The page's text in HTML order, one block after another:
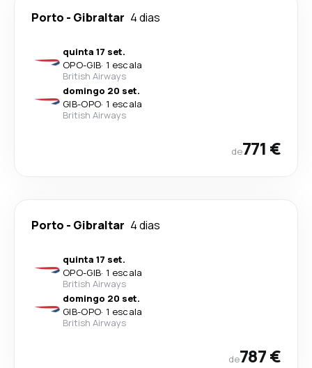
Porto - Gibraltar 4 dias
quinta 17 set.
OPO-GIB· 1 escala
British Airways
domingo 20 set.
GIB-OPO· 1 escala
British Airways
de771 €
Porto - Gibraltar 4 dias
quinta 17 set.
OPO-GIB· 1 escala
British Airways
domingo 20 set.
GIB-OPO· 1 escala
British Airways
de787 €